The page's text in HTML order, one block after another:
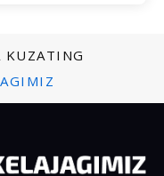
KUZATING